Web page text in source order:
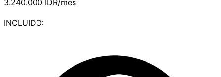
3.240.000 IDR/mes
INCLUIDO: